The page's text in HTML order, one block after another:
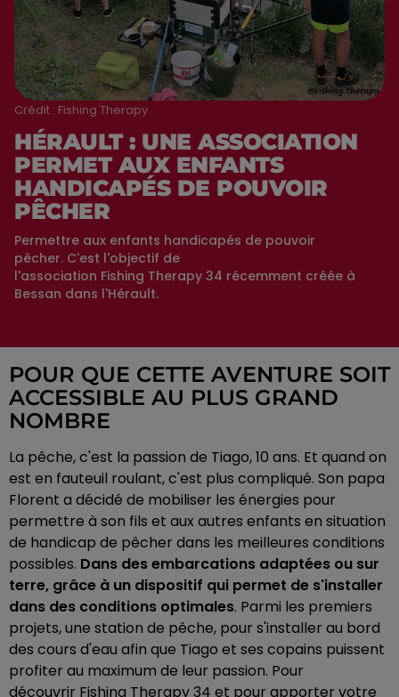
Crédit : Fishing Therapy
HÉRAULT : UNE ASSOCIATION
PERMET AUX ENFANTS
HANDICAPÉS DE POUVOIR
PÊCHER
Permettre aux enfants handicapés de pouvoir
pêcher. C'est l'objectif de
l'association Fishing Therapy 34 récemment créée à
Bessan dans l'Hérault.
POUR QUE CETTE AVENTURE SOIT
ACCESSIBLE AU PLUS GRAND
NOMBRE
La pêche, c'est la passion de Tiago, 10 ans. Et quand on
est en fauteuil roulant, c'est plus compliqué. Son papa
Florent a décidé de mobiliser les énergies pour
permettre à son fils et aux autres enfants en situation
de handicap de pêcher dans les meilleures conditions
possibles. Dans des embarcations adaptées ou sur
terre, grâce à un dispositif qui permet de s'installer
dans des conditions optimales. Parmi les premiers
projets, une station de pêche, pour s'installer au bord
des cours d'eau afin que Tiago et ses copains puissent
profiter au maximum de leur passion. Pour
découvrir Fishing Therapy34 et pour apporter votre